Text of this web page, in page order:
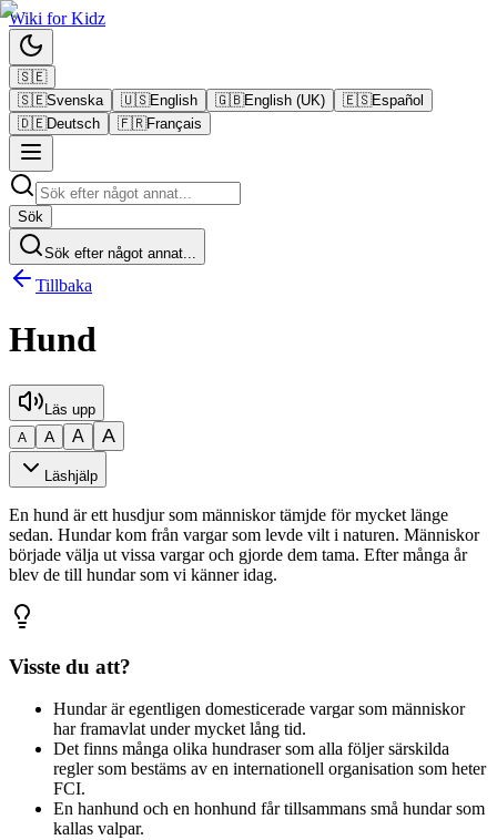
Wiki forKidz
🇸🇪
🇸🇪Svenska 🇺🇸English 🇬🇧English (UK) 🇪🇸Español
🇩🇪Deutsch 🇫🇷Français
Sök
Sök efter något annat...
Tillbaka
Hund
Läs upp
A A A A
Läshjälp
En hund är ett husdjur som människor tämjde för mycket länge
sedan. Hundar kom från vargar som levde vilt i naturen. Människor
började välja ut vissa vargar och gjorde dem tama. Efter många år
blev de till hundar som vi känner idag.
Visste du att?
Hundar är egentligen domesticerade vargar som människor
har framavlat under mycket lång tid.
Det finns många olika hundraser som alla följer särskilda
regler som bestäms av en internationell organisation som heter
FCI.
En hanhund och en honhund får tillsammans små hundar som
kallas valpar.